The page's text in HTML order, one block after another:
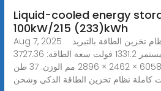
Liquid-cooled energy
100kW/215 (233)kWh
Aug 7, 2025 · المنتجات ذات الصلة نظام تخزين الطاقة بالتبريد
السائل الجهد الاسمي: تيار مستمر 1331.2 فولت سعة الطاقة: 3727.36
كيلوواط/ساعة الأبعاد: 6058 × 2462 × 2896 مم الوزن: 37 طن
كاملة نظام تخزين الطاقة الذكي وشحن